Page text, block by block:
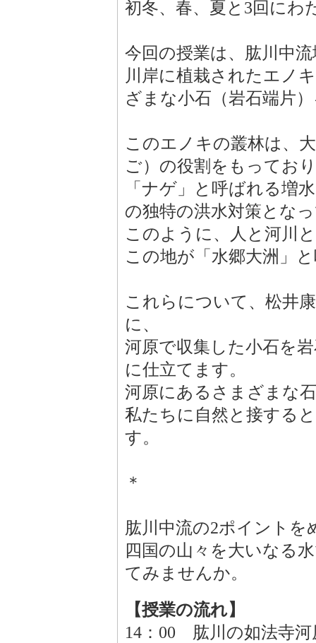
初冬、春、夏と3回にわ
今回の授業は、肱川中
川岸に植栽されたエノ
ざまな小石（岩石端片
このエノキの叢林は、
ご）の役割をもってお
「ナゲ」と呼ばれる増
の独特の洪水対策とな
このように、人と河川
この地が「水郷大洲」
これらについて、松井
に、
河原で収集した小石を
に仕立てます。
河原にあるさまざまな
私たちに自然と接する
す。
＊
肱川中流の2ポイントを
四国の山々を大いなる
てみませんか。
【授業の流れ】
14：00 肱川の如法寺河